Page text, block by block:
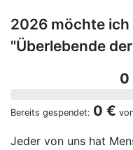
2026 möchte ich
"Überlebende
0
Bereits gespendet: 0 €
Jeder von uns hat